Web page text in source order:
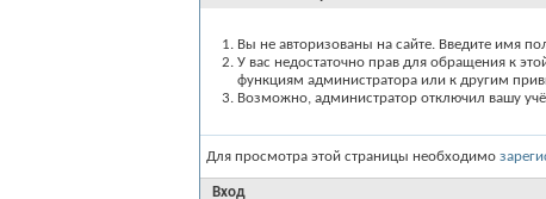
Вы не авторизованы на сайте. Введите имя
У вас недостаточно прав для обращения к
функциям администратора или к другим
Возможно, администратор отключил вашу
Для просмотра этой страницы необходимо
Вход